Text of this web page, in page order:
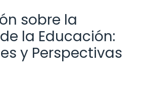
sobre la
la Educación:
y Perspectivas